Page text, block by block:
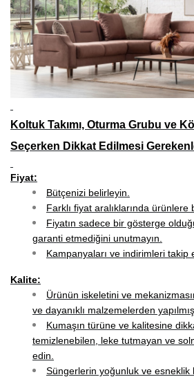
Koltuk Takımı, Oturma Grubu ve
Seçerken Dikkat Edilmesi
Fiyat:
Bütçenizi belirleyin.
Farklı fiyat aralıklarında ürünlere
Fiyatın sadece bir gösterge
garanti etmediğini unutmayın.
Kampanyaları ve indirimleri takip
Kalite:
Ürünün iskeletini ve
ve dayanıklı malzemelerden
Kumaşın türüne ve kalitesine
temizlenebilen, leke tutmayan ve
edin.
Süngerlerin yoğunluk ve esneklik